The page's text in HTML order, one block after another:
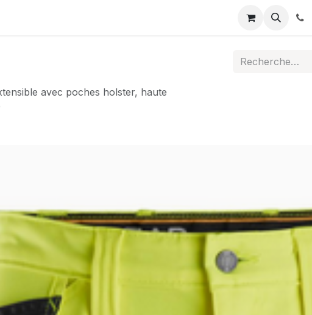
avec poches holster, haute